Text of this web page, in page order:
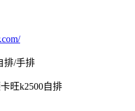
排/手排
旺k2500自排